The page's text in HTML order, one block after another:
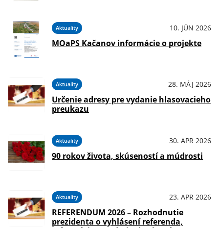
Aktuality 10. JÚN 2026
MOaPS Kačanov informácie o projekte
Aktuality 28. MÁJ 2026
Určenie adresy pre vydanie hlasovacieho
preukazu
Aktuality 30. APR 2026
90 rokov života, skúseností a múdrosti
Aktuality 23. APR 2026
REFERENDUM 2026 – Rozhodnutie
prezidenta o vyhlásení referenda,